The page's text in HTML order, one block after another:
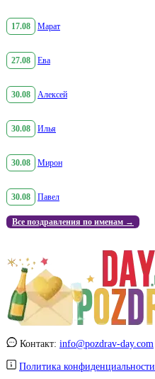
17.08 Марат
27.08 Ева
30.08 Алексей
30.08 Илья
30.08 Мирон
30.08 Павел
Все поздравления по именам →
Контакт: info@pozdrav-day.com
Политика конфиденциальности